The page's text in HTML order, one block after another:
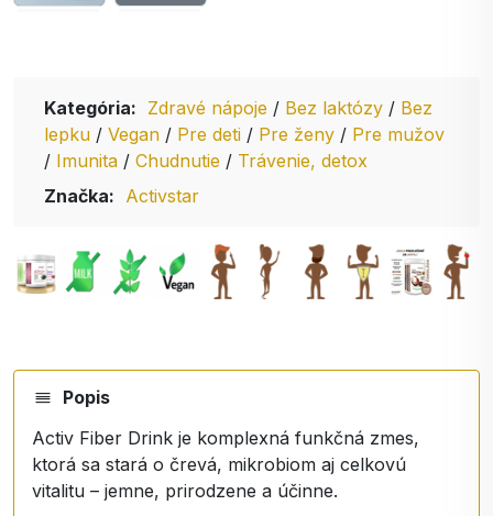
Kategória: Zdravé nápoje / Bez laktózy / Bez
lepku / Vegan / Pre deti / Pre ženy / Pre mužov
/ Imunita / Chudnutie / Trávenie, detox
Značka: Activstar
Popis
Activ Fiber Drink je komplexná funkčná zmes,
ktorá sa stará o črevá, mikrobiom aj celkovú
vitalitu – jemne, prirodzene a účinne.